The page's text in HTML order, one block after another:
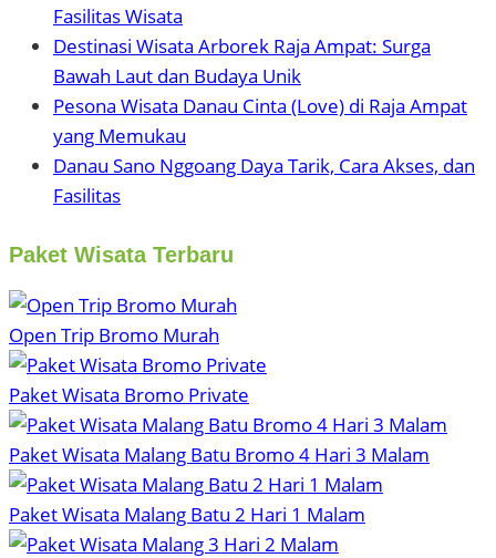
Fasilitas Wisata
Destinasi Wisata Arborek Raja Ampat: Surga
Bawah Laut dan Budaya Unik
Pesona Wisata Danau Cinta (Love) di Raja Ampat
yang Memukau
Danau Sano Nggoang Daya Tarik, Cara Akses, dan
Fasilitas
Paket Wisata Terbaru
Open Trip Bromo Murah
Paket Wisata Bromo Private
Paket Wisata Malang Batu Bromo 4 Hari 3 Malam
Paket Wisata Malang Batu 2 Hari 1 Malam